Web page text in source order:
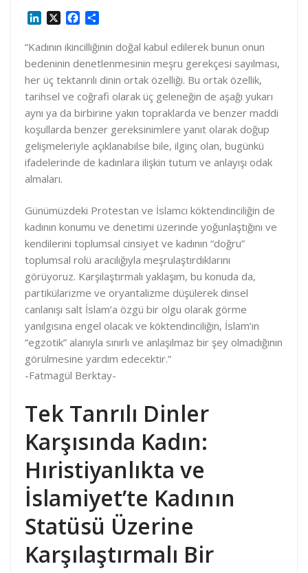
L
n
k
e
d
I
n
X
c
e
b
o
o
k
a
r
e
“Kadının ikincilliğinin doğal kabul edilerek bunun onun
bedeninin denetlenmesinin meşru gerekçesi sayılması,
her üç tektanrılı dinin ortak özelliği. Bu ortak özellik,
tarihsel ve coğrafi olarak üç geleneğin de aşağı yukarı
aynı ya da birbirine yakın topraklarda ve benzer maddi
koşullarda benzer gereksinimlere yanıt olarak doğup
gelişmeleriyle açıklanabilse bile, ilginç olan, bugünkü
ifadelerinde de kadınlara ilişkin tutum ve anlayışı odak
almaları.
Günümüzdeki Protestan ve İslamcı köktendinciliğin de
kadının konumu ve denetimi üzerinde yoğunlaştığını ve
kendilerini toplumsal cinsiyet ve kadının “doğru”
toplumsal rolü aracılığıyla meşrulaştırdıklarını
görüyoruz. Karşılaştırmalı yaklaşım, bu konuda da,
partikülarizme ve oryantalizme düşülerek dinsel
canlanışı salt İslam’a özgü bir olgu olarak görme
yanılgısına engel olacak ve köktendinciliğin, İslam’ın
“egzotik” alanıyla sınırlı ve anlaşılmaz bir şey olmadığının
görülmesine yardım edecektir.”
-Fatmagül Berktay-
Tek Tanrılı Dinler
Karşısında Kadın:
Hıristiyanlıkta ve
İslamiyet’te Kadının
Statüsü Üzerine
Karşılaştırmalı Bir